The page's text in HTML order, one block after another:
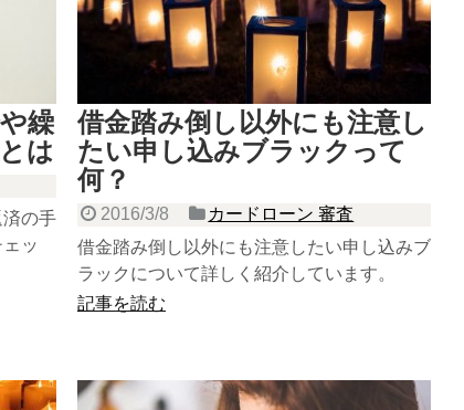
繰
は
の手
ッ
借金踏み倒し以外にも注意し
たい申し込みブラックって
何？
2016/3/8
カードローン 審査
借金踏み倒し以外にも注意したい申し込みブ
ラックについて詳しく紹介しています。
記事を読む